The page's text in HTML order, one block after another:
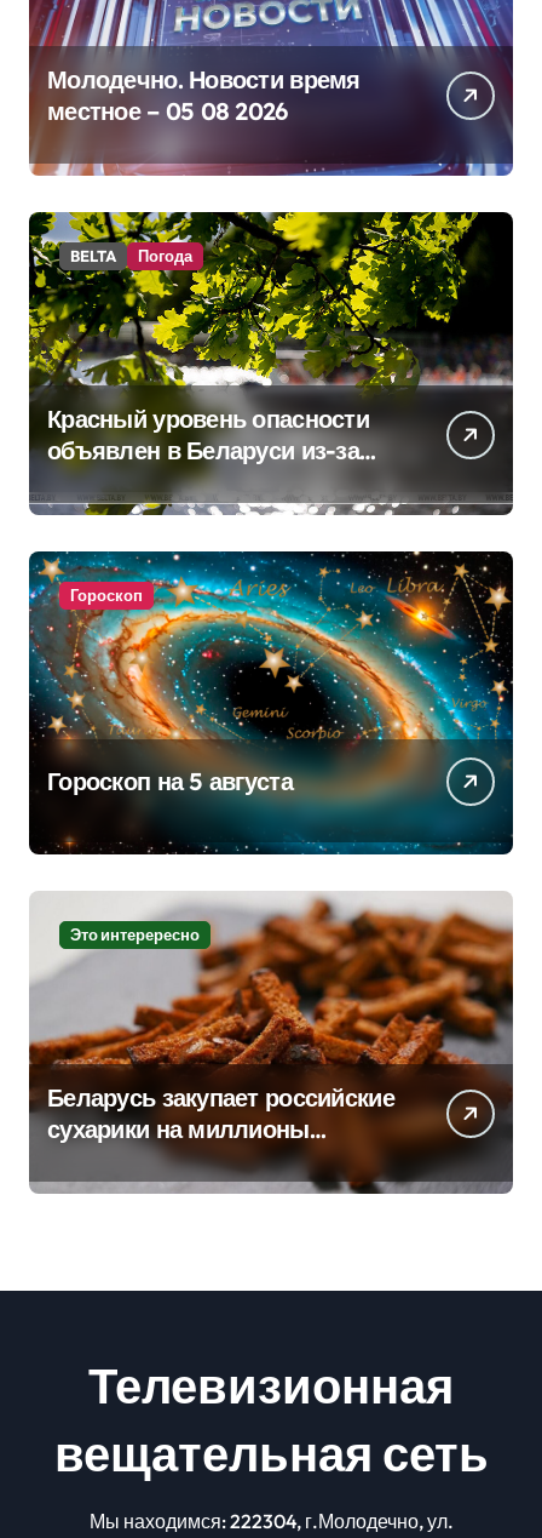
Молодечно. Новости время
местное – 05 08 2026
BELTA Погода
Красный уровень опасности
объявлен в Беларуси из-за
жары
Гороскоп
Гороскоп на 5 августа
Это интерересно
Беларусь закупает российские
сухарики на миллионы
долларов – смотрим сумму
Телевизионная
вещательная сеть
Мы находимся: 222304, г.Молодечно, ул.